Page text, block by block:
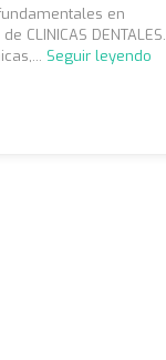
en
CLINICAS DENTALES.
Seguir leyendo